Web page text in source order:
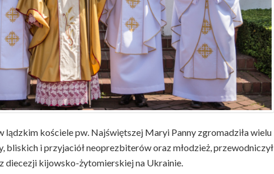
lądzkim kościele pw. Najświętszej Maryi Panny zgromadziła wielu
bliskich i przyjaciół neoprezbiterów oraz młodzież, przewodniczył
diecezji kijowsko-żytomierskiej na Ukrainie.